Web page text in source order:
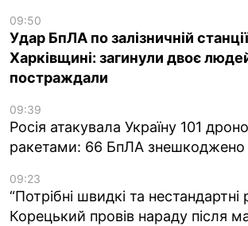
09:50
Удар БпЛА по залізничній
Харківщині: загинули двоє
постраждали
09:39
Росія атакувала Україну 101
ракетами: 66 БпЛА знешкоджено
09:23
“Потрібні швидкі та нестандартні
Корецький провів нараду після